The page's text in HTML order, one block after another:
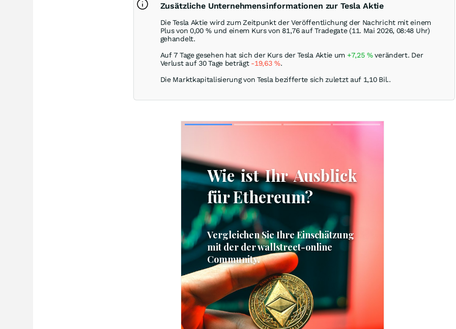
Zusätzliche Unternehmensinformationen zur Tesla Aktie
Die Tesla Aktie wird zum Zeitpunkt der Veröffentlichung der Nachricht mit einem
Plus von 0,00% und einem Kurs von 81,76 auf Tradegate (11. Mai 2026, 08:48 Uhr)
gehandelt.
Auf 7 Tage gesehen hat sich der Kurs der Tesla Aktie um +7,25%verändert. Der
Verlust auf 30 Tage beträgt -19,63%.
Die Marktkapitalisierung von Tesla bezifferte sich zuletzt auf 1,10 Bil..